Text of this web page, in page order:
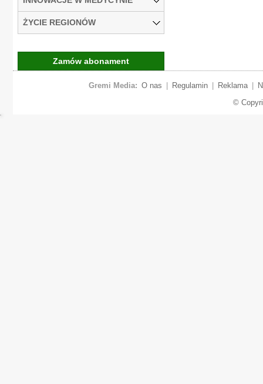
ŻYCIE REGIONÓW
Zamów abonament
Gremi Media: O nas Regulamin Reklama
©